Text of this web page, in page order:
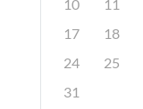
10
11
17
18
24
25
31